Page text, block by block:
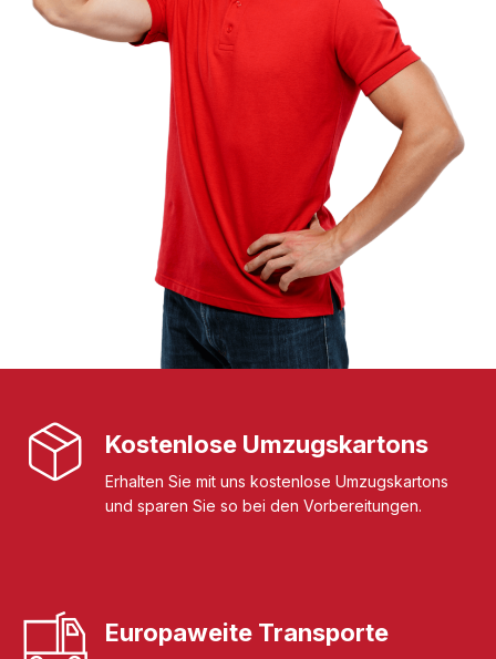
Kostenlose Umzugskartons
Erhalten Sie mit uns kostenlose Umzugskartons
und sparen Sie so bei den Vorbereitungen.
Europaweite Transporte